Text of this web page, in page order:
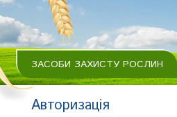
ЗАСОБИ ЗАХИСТУ РОСЛИН
Авторизація